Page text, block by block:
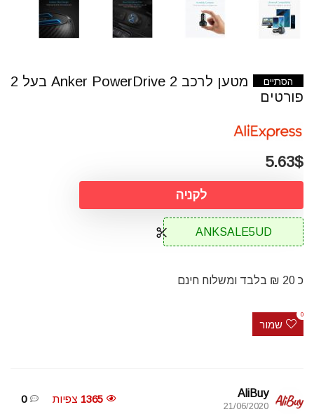
הסתיים
מטען לרכב Anker PowerDrive 2 בעל 2
פורטים
5.63$
לקניה
ANKSALE5UD
כ 20 ₪ בלבד ומשלוח חינם
שמור
0
AliBuy
21/06/2020
1365 צפיות 0